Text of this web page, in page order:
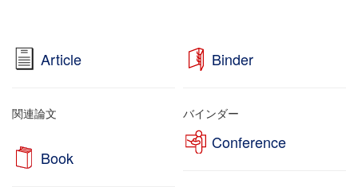
グローバルリサーチインスティテュート
塾内助成報告書
21世紀COEプログラム
慶應義塾大学グローバルCOEプログラム論理と感性の先端的
博士課程教育リーディングプログラム「超成熟社会発展のサ
Article
関連論文
Binder
バインダー
Book
Conference